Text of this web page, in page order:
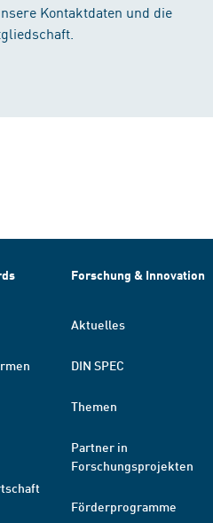
Kontaktdaten und die
Forschung & Innovation
Aktuelles
DIN SPEC
Themen
Partner in
Forschungsprojekten
Förderprogramme